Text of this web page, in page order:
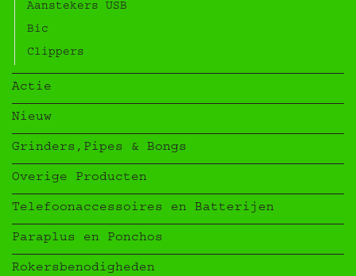
Aanstekers USB
Bic
Clippers
Actie
Nieuw
Grinders,Pipes & Bongs
Overige Producten
Telefoonaccessoires en Batterijen
Paraplus en Ponchos
Rokersbenodigheden